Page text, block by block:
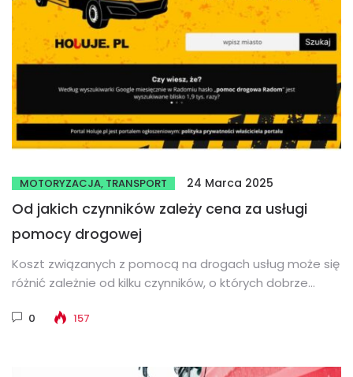
MOTORYZACJA, TRANSPORT 24 Marca 2025
Od jakich czynników zależy cena za usługi
pomocy drogowej
Koszt związanych z pomocą na drogach usług może się
różnić zależnie od kilku czynników, o których dobrze
0 157